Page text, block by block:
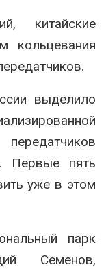
китайские
кольцевания
выделило
Первые пять
уже в этом
парк
Семенов,